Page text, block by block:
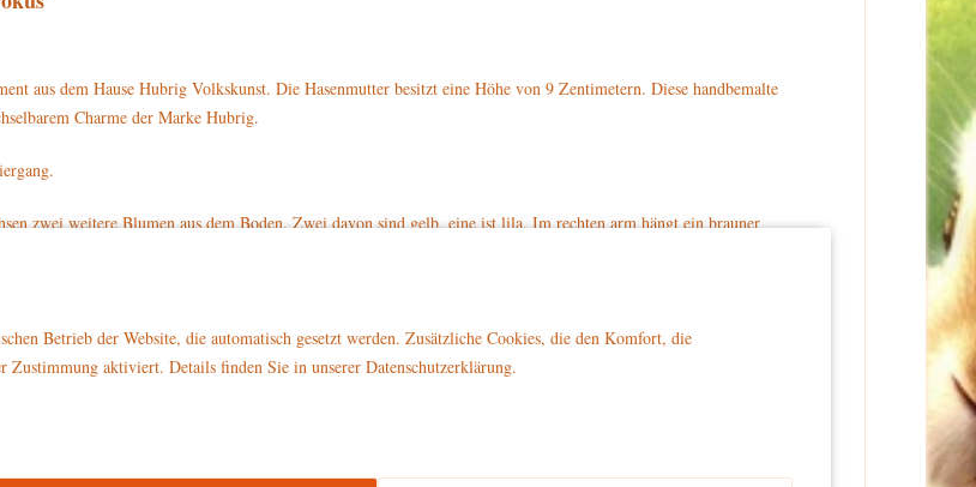
aus dem Hause Hubrig Volkskunst. Die Hasenmutter besitzt eine Höhe von 9 Zentimetern. Diese handbemalte
Charme der Marke Hubrig.
zwei weitere Blumen aus dem Boden. Zwei davon sind gelb, eine ist lila. Im rechten arm hängt ein brauner
mit der Artikelnummer 301h0002 direkt auf www.hubrig-laden.de bestellen.
Betrieb der Website, die automatisch gesetzt werden. Zusätzliche Cookies, die den Komfort, die
aktiviert. Details finden Sie in unserer Datenschutzerklärung.